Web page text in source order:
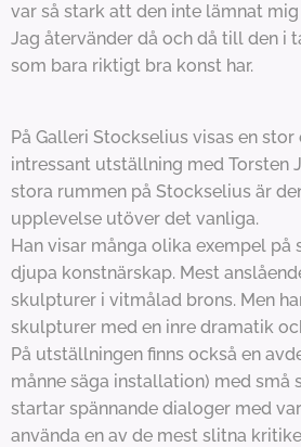
var så stark att den inte lämnat mig
Jag återvänder då och då till den i
som bara riktigt bra konst har.
På Galleri Stockselius visas en
intressant utställning med Torsten
stora rummen på Stockselius är
upplevelse utöver det vanliga.
Han visar många olika exempel på
djupa konstnärskap. Mest
skulpturer i vitmålad brons. Men
skulpturer med en inre dramatik
På utställningen finns också en
månne säga installation) med små
startar spännande dialoger med
använda en av de mest slitna